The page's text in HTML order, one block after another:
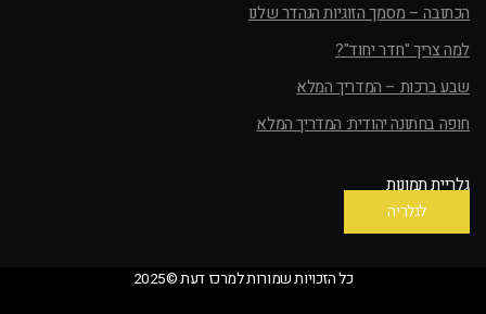
הכתובה – מסמך הזוגיות הנהדר שלנו
למה צריך "חדר יחוד"?
שבע ברכות – המדריך המלא
חופה בחתונה יהודית: המדריך המלא
גלריית תמונות
לגלריה
כל הזכויות שמורות למרכז דעת ©2025